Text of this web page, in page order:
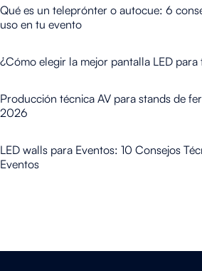
Qué es un teleprónter o autocue: 6
uso en tu evento
¿Cómo elegir la mejor pantalla LED para
Producción técnica AV para stands de
2026
LED walls para Eventos: 10 Consejos
Eventos